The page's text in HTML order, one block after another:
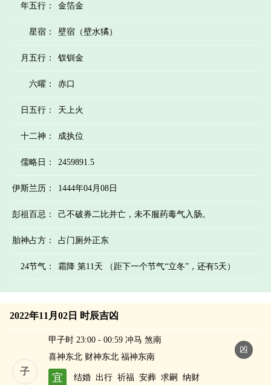
年五行： 金箔金
星宿： 壁宿（壁水獝）
月五行： 钗钏金
六曜： 赤口
日五行： 天上火
十二神： 成执位
儒略日： 2459891.5
伊斯兰历： 1444年04月08日
彭祖百忌： 己不破券二比并亡，未不服药毒气入肠。
胎神占方： 占门厕外正东
24节气： 霜降 第11天 （距下一个节气“立冬”，还有5天）
2022年11月02日 时辰吉凶
子
凶
甲子时 23:00 - 00:59 冲马 煞南
喜神东北 财神东北 福神东南
宜 结婚 出行 祈福 安葬 求嗣 纳财